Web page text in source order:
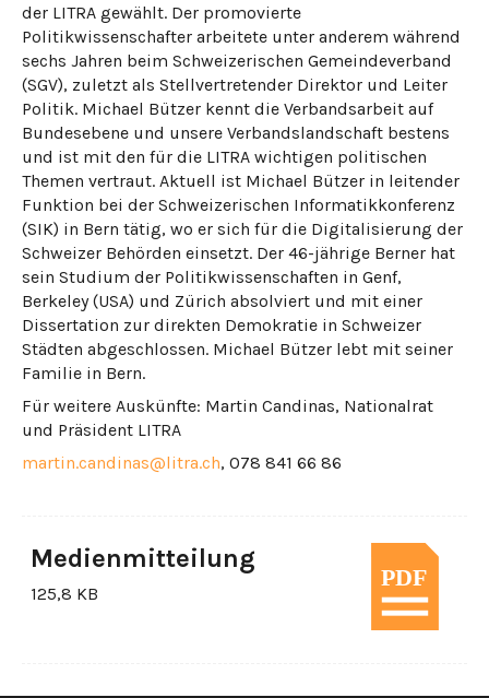
der LITRA gewählt. Der promovierte
Politikwissenschafter arbeitete unter anderem während
sechs Jahren beim Schweizerischen Gemeindeverband
(SGV), zuletzt als Stellvertretender Direktor und Leiter
Politik. Michael Bützer kennt die Verbandsarbeit auf
Bundesebene und unsere Verbandslandschaft bestens
und ist mit den für die LITRA wichtigen politischen
Themen vertraut. Aktuell ist Michael Bützer in leitender
Funktion bei der Schweizerischen Informatikkonferenz
(SIK) in Bern tätig, wo er sich für die Digitalisierung der
Schweizer Behörden einsetzt. Der 46-jährige Berner hat
sein Studium der Politikwissenschaften in Genf,
Berkeley (USA) und Zürich absolviert und mit einer
Dissertation zur direkten Demokratie in Schweizer
Städten abgeschlossen. Michael Bützer lebt mit seiner
Familie in Bern.
Für weitere Auskünfte: Martin Candinas, Nationalrat
und Präsident LITRA
martin.candinas@litra.ch, 078 841 66 86
Medienmitteilung
125,8 KB